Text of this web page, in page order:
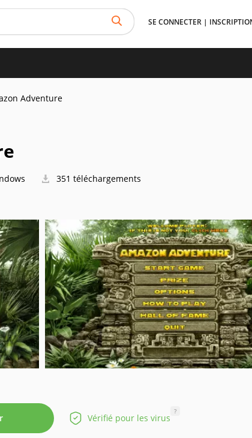
SE CONNECTER |
Adventure
351 téléchargements
Vérifié pour les virus
?